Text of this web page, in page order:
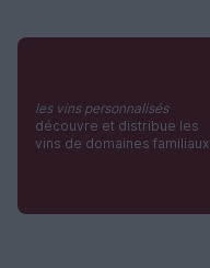
les vins personnalisés
découvre et distribue les
vins de domaines familiaux